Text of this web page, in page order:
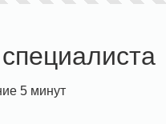
5 минут